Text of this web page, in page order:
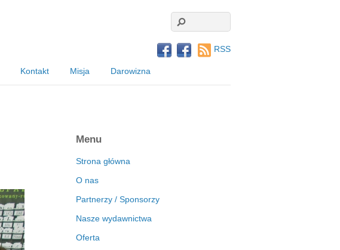
Kontakt Misja Darowizna
RSS
Menu
Strona główna
O nas
Partnerzy / Sponsorzy
Nasze wydawnictwa
Oferta